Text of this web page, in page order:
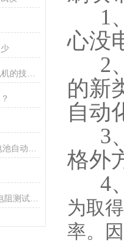
革新AGV能源管理：智能充电机的技术与应用优势
1、
心没
2、
的新
自动
3、
格外
4、
为取
率。